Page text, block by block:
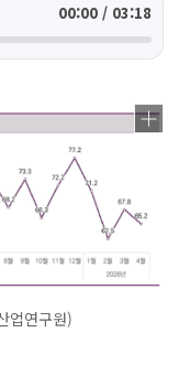
00:00 / 03:18
업연구원)